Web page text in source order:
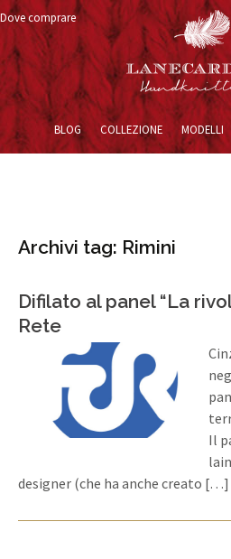
Dove comprare
Vai al
BLOG COLLEZIONE MODELLI
Archivi tag: Rimini
Difilato al panel “La
Rete
Il
designer (che ha anche creato […]